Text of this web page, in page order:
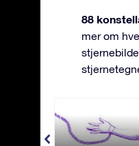
88
mer om
Andromeda -